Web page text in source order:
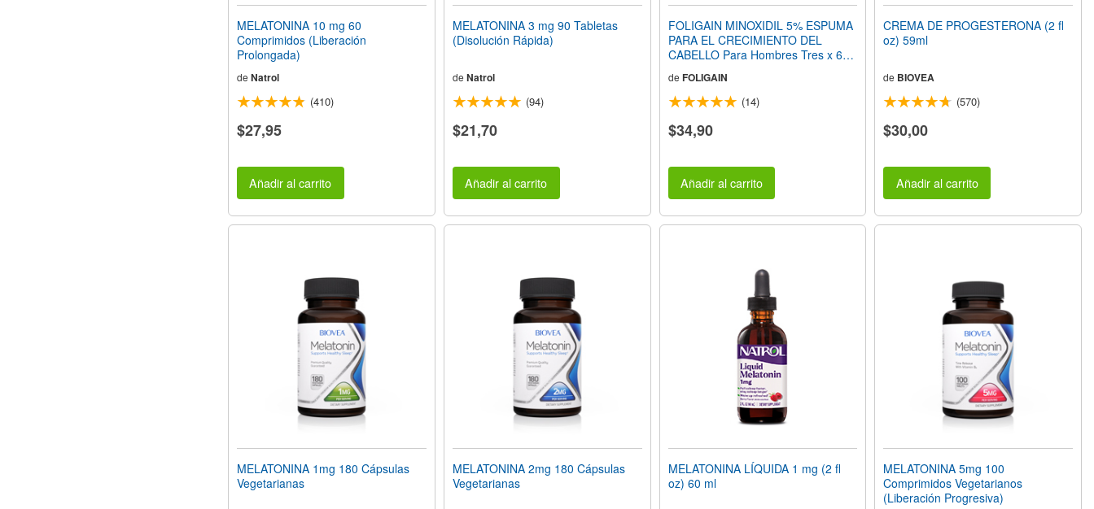
MELATONINA 10 mg 60
Comprimidos (Liberación
Prolongada)
de Natrol
(410)
$27,95
Añadir al carrito
MELATONINA 3 mg 90 Tabletas
(Disolución Rápida)
de Natrol
(94)
$21,70
Añadir al carrito
FOLIGAIN MINOXIDIL 5% ESPUMA
PARA EL CRECIMIENTO DEL
CABELLO Para Hombres Tres x 60
de 3 Meses
de FOLIGAIN
(14)
$34,90
Añadir al carrito
CREMA DE PROGESTERONA (2 fl
oz) 59ml
de BIOVEA
(570)
$30,00
Añadir al carrito
MELATONINA 1mg 180 Cápsulas
Vegetarianas
MELATONINA 2mg 180 Cápsulas
Vegetarianas
MELATONINA LÍQUIDA 1 mg (2 fl
oz) 60 ml
MELATONINA 5mg 100
Comprimidos Vegetarianos
(Liberación Progresiva)